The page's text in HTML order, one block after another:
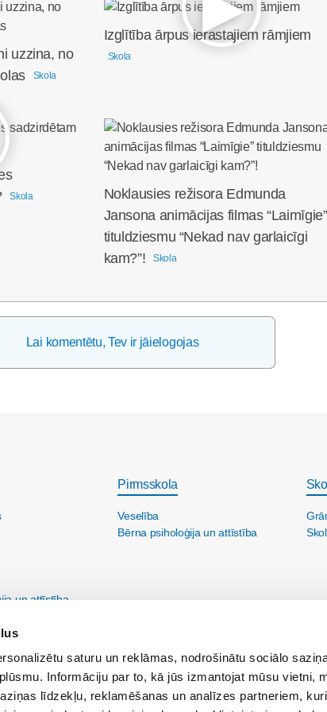
saturu un reklāmas, nodrošinātu sociālo
Informāciju par to, kā jūs izmantojat mūsu vietni,
līdzekļu, reklamēšanas un analīzes partneriem,
uzzina, no
Skola
Izglītība ārpus ierastajiem rāmjiem
Skola
Skola
Noklausies režisora Edmunda
Jansona animācijas filmas “Laimīgie”
tituldziesmu “Nekad nav garlaicīgi
kam?”!
Skola
Lai komentētu, Tev ir jāielogojas
un attīstība
Pirmsskola
Veselība
Bērna psiholoģija un attīstība